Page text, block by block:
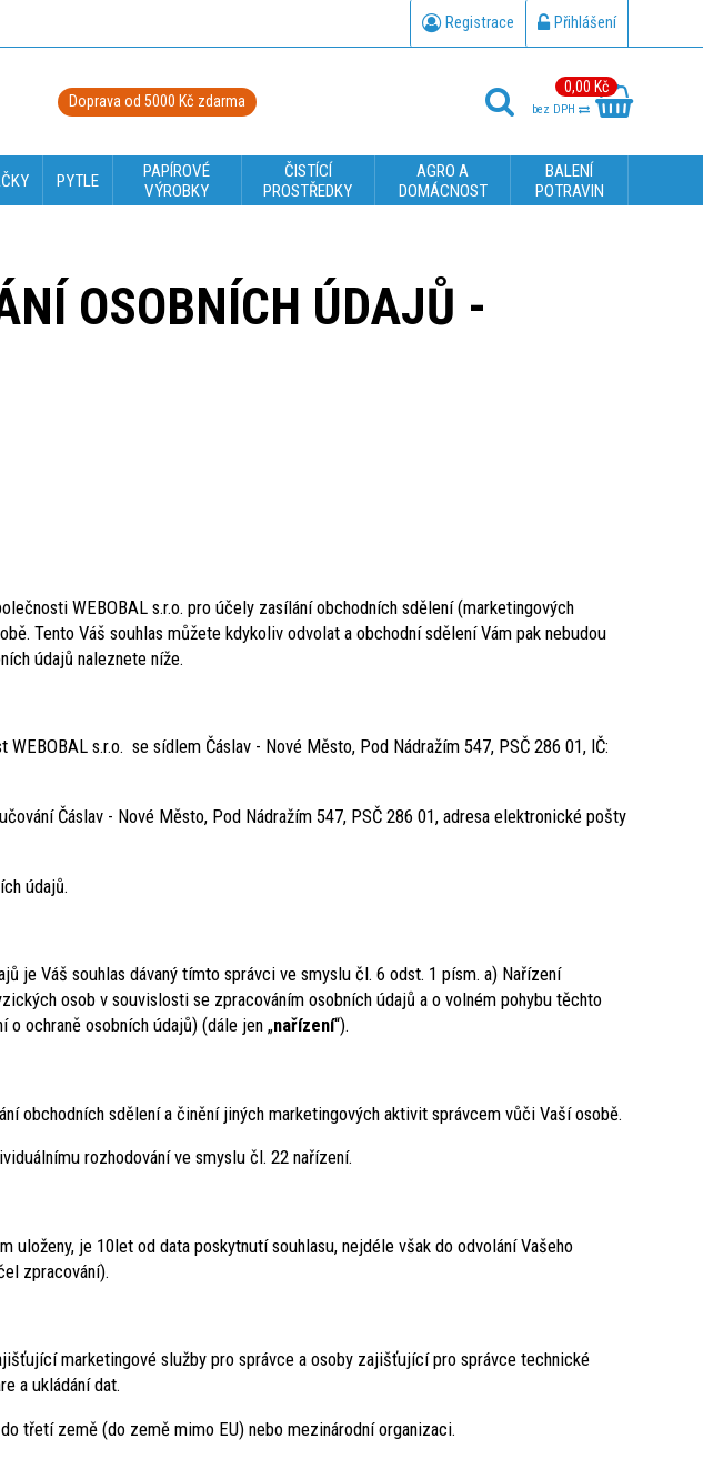
Registrace Přihlášení
Doprava od 5000 Kč zdarma
0,00 Kč
bez DPH
PYTLE
PAPÍROVÉ
VÝROBKY
ČISTÍCÍ
PROSTŘEDKY
AGRO A
DOMÁCNOST
BALENÍ
POTRAVIN
OSOBNÍCH ÚDAJŮ -
WEBOBAL s.r.o. pro účely zasílání obchodních sdělení (marketingových
Tento Váš souhlas můžete kdykoliv odvolat a obchodní sdělení Vám pak nebudou
údajů naleznete níže.
s.r.o. se sídlem Čáslav - Nové Město, Pod Nádražím 547, PSČ 286 01, IČ:
Čáslav - Nové Město, Pod Nádražím 547, PSČ 286 01, adresa elektronické pošty
údajů.
je Váš souhlas dávaný tímto správci ve smyslu čl. 6 odst. 1 písm. a) Nařízení
osob v souvislosti se zpracováním osobních údajů a o volném pohybu těchto
ochraně osobních údajů) (dále jen „nařízení“).
obchodních sdělení a činění jiných marketingových aktivit správcem vůči Vaší osobě.
rozhodování ve smyslu čl. 22 nařízení.
uloženy, je 10let od data poskytnutí souhlasu, nejdéle však do odvolání Vašeho
zpracování).
marketingové služby pro správce a osoby zajišťující pro správce technické
a ukládání dat.
třetí země (do země mimo EU) nebo mezinárodní organizaci.